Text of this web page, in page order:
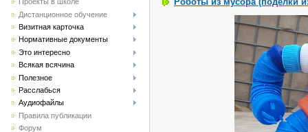
Дистанционное обучение
Визитная карточка
Нормативные документы
Это интересно
Всякая всячина
Полезное
Расслабься
Аудиофайлы
Правила публикации
Форум